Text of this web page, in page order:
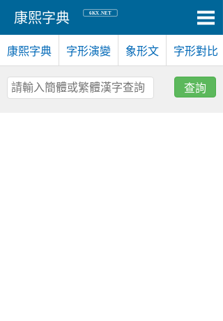
康熙字典 6KX.NET
康熙字典 字形演變 象形文 字形對比
查詢